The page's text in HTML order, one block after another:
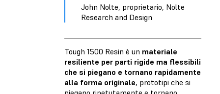
John Nolte, proprietario, Nolte
Research and Design
Tough 1500 Resin è un materiale
resiliente per parti rigide ma flessibili
che si piegano e tornano rapidamente
alla forma originale, prototipi che si